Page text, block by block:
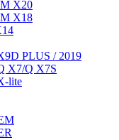
X20
X18
PLUS / 2019
X7/Q X7S
lite